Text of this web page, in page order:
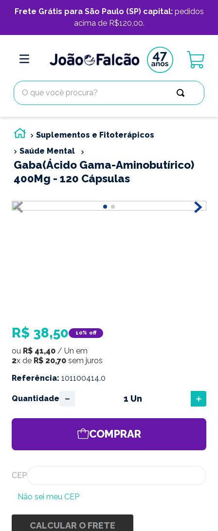
Frete Grátis para São Paulo (SP) capital:pedidos
acima de R$120,00.
O que você procura?
Suplementos e Fitoterápicos
Saúde Mental
Gaba(Ácido Gama-Aminobutírico)
400Mg - 120 Cápsulas
R$ 38,50 10% off
ou R$ 41,40 / Un em
2x de R$ 20,70 sem juros
Referência: 101100414.0
Quantidade ＋
－
COMPRAR
CEP
Não sei meu CEP
CALCULAR O FRETE